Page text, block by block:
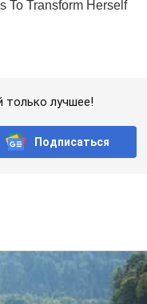
лучшее!
Подписаться